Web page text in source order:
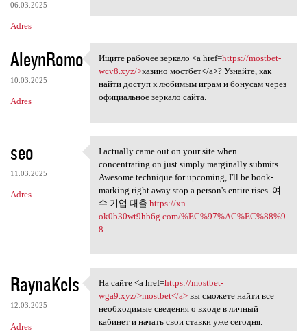
06.03.2025
Adres
AleynRomo
10.03.2025
Adres
Ищите рабочее зеркало <a href
Ищите рабочее зеркало <a href=https://mostbet-
wcv8.xyz/>казино мостбет</a>? Узнайте, как
найти доступ к любимым играм и бонусам через
официальное зеркало сайта.
seo
11.03.2025
Adres
I actually came out on your
I actually came out on your site when
concentrating on just simply marginally submits.
Awesome technique for upcoming, I'll be book-
marking right away stop a person's entire rises. 여
수 기업 대출 https://xn--
ok0b30wt9hb6g.com/%EC%97%AC%EC%88%9
8
RaynaKels
12.03.2025
Adres
На сайте <a href=https:/
На сайте <a href=https://mostbet-
wga9.xyz/>mostbet</a>вы сможете найти все
необходимые сведения о входе в личный
кабинет и начать свои ставки уже сегодня.